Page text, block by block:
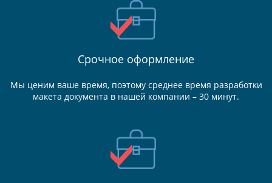
Срочное оформление
Мы ценим ваше время, поэтому среднее время разработки
макета документа в нашей компании – 30 минут.